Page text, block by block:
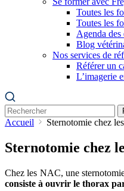
Toutes les
Toutes les
Agenda des
Blog
Nos services de
Référer un
L’imagerie
Accueil Sternotomie chez
Sternotomie chez
Chez les NAC, une
consiste à ouvrir le thorax